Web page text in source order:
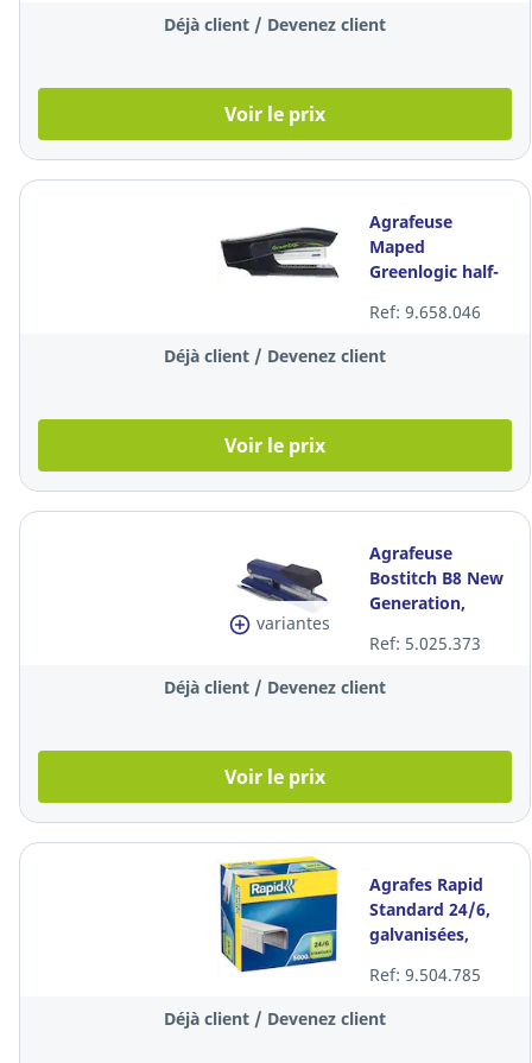
Déjà client / Devenez client
Voir le prix
Agrafeuse
Maped
Greenlogic half-
feuilles
Ref: 9.658.046
Déjà client / Devenez client
Voir le prix
variantes
Agrafeuse
Bostitch B8 New
Generation,
Ref: 5.025.373
Déjà client / Devenez client
Voir le prix
Agrafes Rapid
Standard 24/6,
galvanisées,
feuilles, 5.000
agrafes
Ref: 9.504.785
Déjà client / Devenez client